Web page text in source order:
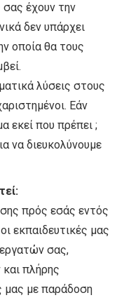
έχουν την
δεν υπάρχει
οποία θα τους
λύσεις στους
Εάν
εκεί που πρέπει ;
να διευκολύνουμε
πρός εσάς εντός
εκπαιδευτικές μας
σας,
πλήρης
μας με παράδοση